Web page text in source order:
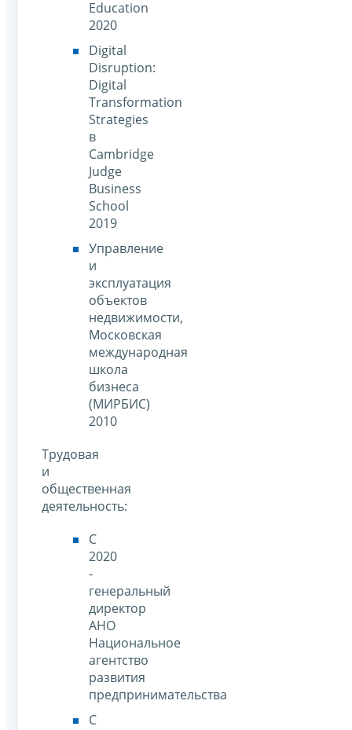
Education
2020
Digital
Disruption:
Digital
Transformation
Strategies
в
Cambridge
Judge
Business
School
2019
Управление
и
эксплуатация
объектов
недвижимости,
Московская
международная
школа
бизнеса
(МИРБИС)
2010
Трудовая
и
общественная
деятельность:
С
2020
-
генеральный
директор
АНО
Национальное
агентство
развития
предпринимательства
С